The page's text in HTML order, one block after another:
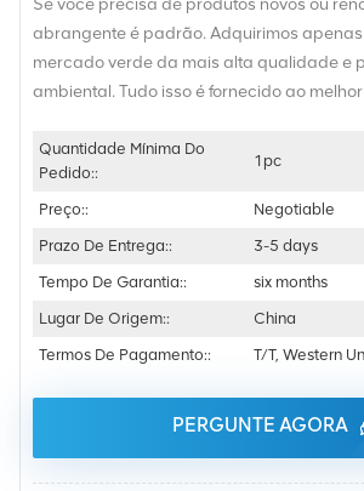
abrangente é padrão. Adquirimos
mercado verde da mais alta qualidade e
ambiental. Tudo isso é fornecido ao
Quantidade Mínima Do
Pedido::
1pc
Preço::
Negotiable
Prazo De Entrega::
3-5 days
Tempo De Garantia::
six months
Lugar De Origem::
China
Termos De Pagamento::
T/T, Western
PERGUNTE AGORA